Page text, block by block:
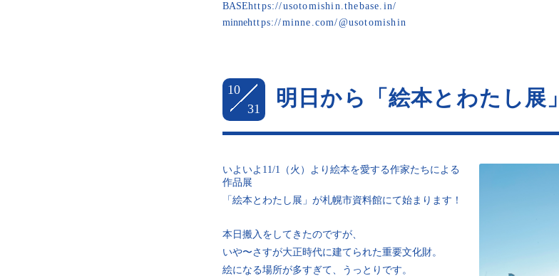
BASEhttps://usotomishin.thebase.in/
minnehttps://minne.com/@usotomishin
10
31
明日から「絵本とわたし展」
いよいよ11/1（火）より絵本を愛する作家たちによる
作品展
「絵本とわたし展」が札幌市資料館にて始まります！
本日搬入をしてきたのですが、
いや〜さすが大正時代に建てられた重要文化財。
絵になる場所が多すぎて、うっとりです。